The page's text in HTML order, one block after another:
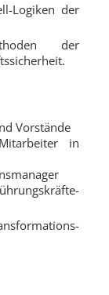
Logiken der
der
Vorstände
in